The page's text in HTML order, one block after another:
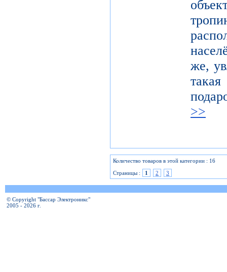
же,
>>
Количество товаров в этой категории : 16
Страницы :
1 2 3
© Copyright "Бассар Электроникс"
2005 - 2026 г.